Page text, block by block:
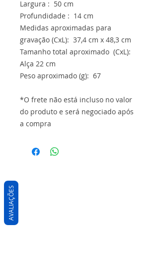
Largura : 50 cm
Profundidade : 14 cm
Medidas aproximadas para
gravação (CxL): 37,4 cm x 48,3 cm
Tamanho total aproximado (CxL):
Alça 22 cm
Peso aproximado (g): 67
*O frete não está incluso no valor
do produto e será negociado após
a compra
AVALIAÇÕES